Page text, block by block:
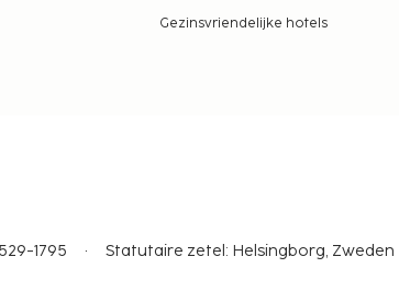
Gezinsvriendelijke hotels
1795 Statutaire zetel: Helsingborg, Zweden